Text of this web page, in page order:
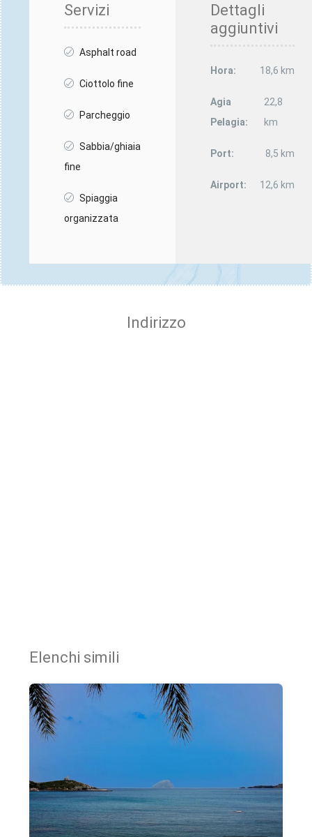
Servizi
Asphalt road
Ciottolo fine
Parcheggio
Sabbia/ghiaia
fine
Spiaggia
organizzata
Dettagli
aggiuntivi
Hora: 18,6 km
Agia
Pelagia:
22,8
km
Port: 8,5 km
Airport: 12,6 km
Indirizzo
Elenchi simili